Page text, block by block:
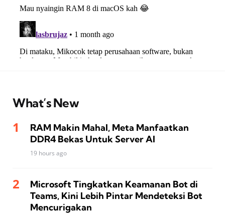
What’s New
RAM Makin Mahal, Meta Manfaatkan
DDR4 Bekas Untuk Server AI
19 hours ago
Microsoft Tingkatkan Keamanan Bot di
Teams, Kini Lebih Pintar Mendeteksi Bot
Mencurigakan